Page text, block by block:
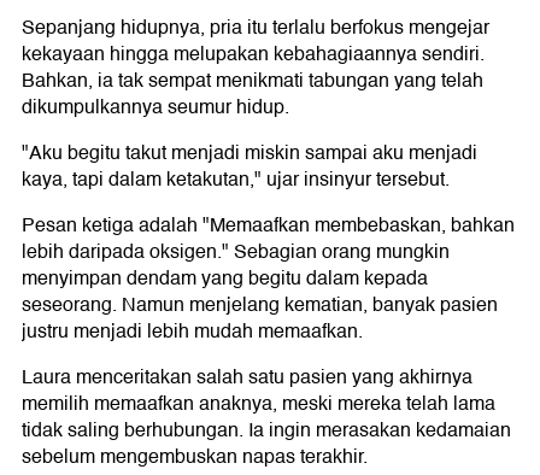
Sepanjang hidupnya, pria itu terlalu berfokus mengejar
kekayaan hingga melupakan kebahagiaannya sendiri.
Bahkan, ia tak sempat menikmati tabungan yang telah
dikumpulkannya seumur hidup.
"Aku begitu takut menjadi miskin sampai aku menjadi
kaya, tapi dalam ketakutan," ujar insinyur tersebut.
Pesan ketiga adalah "Memaafkan membebaskan, bahkan
lebih daripada oksigen." Sebagian orang mungkin
menyimpan dendam yang begitu dalam kepada
seseorang. Namun menjelang kematian, banyak pasien
justru menjadi lebih mudah memaafkan.
Laura menceritakan salah satu pasien yang akhirnya
memilih memaafkan anaknya, meski mereka telah lama
tidak saling berhubungan. Ia ingin merasakan kedamaian
sebelum mengembuskan napas terakhir.